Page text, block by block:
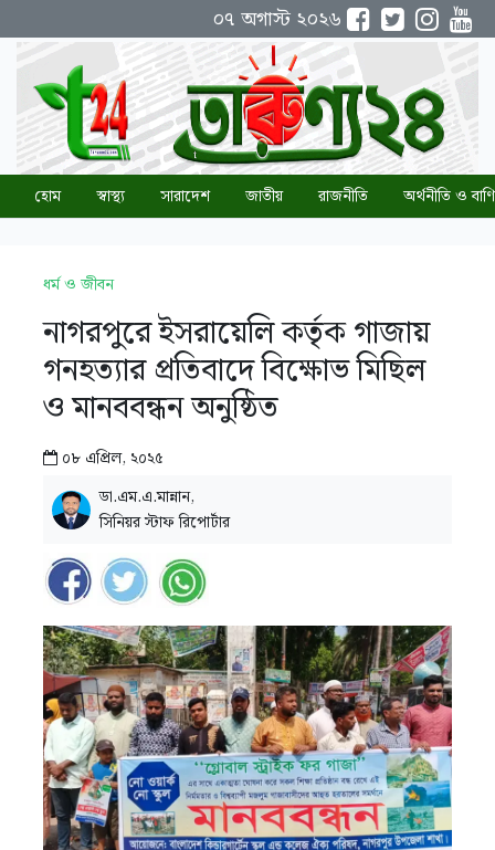
০৭ অগাস্ট ২০২৬
হোম স্বাস্থ্য সারাদেশ জাতীয় রাজনীতি অর্থনীতি ও
ধর্ম ও জীবন
নাগরপুরে ইসরায়েলি কর্তৃক গাজায়
গনহত্যার প্রতিবাদে বিক্ষোভ মিছিল
ও মানববন্ধন অনুষ্ঠিত
০৮ এপ্রিল, ২০২৫
ডা.এম.এ.মান্নান,
সিনিয়র স্টাফ রিপোর্টার